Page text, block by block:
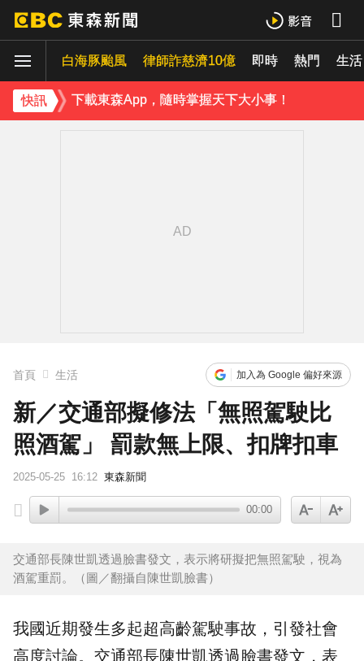
白海豚颱風 律師詐慈濟10億 即時 熱門 生活
快訊 下載東森App，隨時掌握天下大小事！
首頁 生活 加入為 Google 偏好來源
新／交通部擬修法「無照駕駛比
照酒駕」 罰款無上限、扣牌扣車
2025-05-25 16:12 東森新聞
00:00
交通部長陳世凱透過臉書發文，表示將研擬把無照駕駛，視為
酒駕重罰。（圖／翻攝自陳世凱臉書）
我國近期發生多起超高齡駕駛事故 ，引發社會
高度討論。 交通部長陳世凱透過臉書發文，表